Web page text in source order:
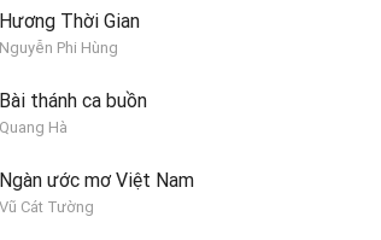
Hương Thời Gian
Nguyễn Phi Hùng
Bài thánh ca buồn
Quang Hà
Ngàn ước mơ Việt Nam
Vũ Cát Tường